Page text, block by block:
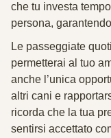
che tu investa
persona,
Le passeggiate
permetterai al tuo
anche l’unica
altri cani e
ricorda che la tua
sentirsi accettato